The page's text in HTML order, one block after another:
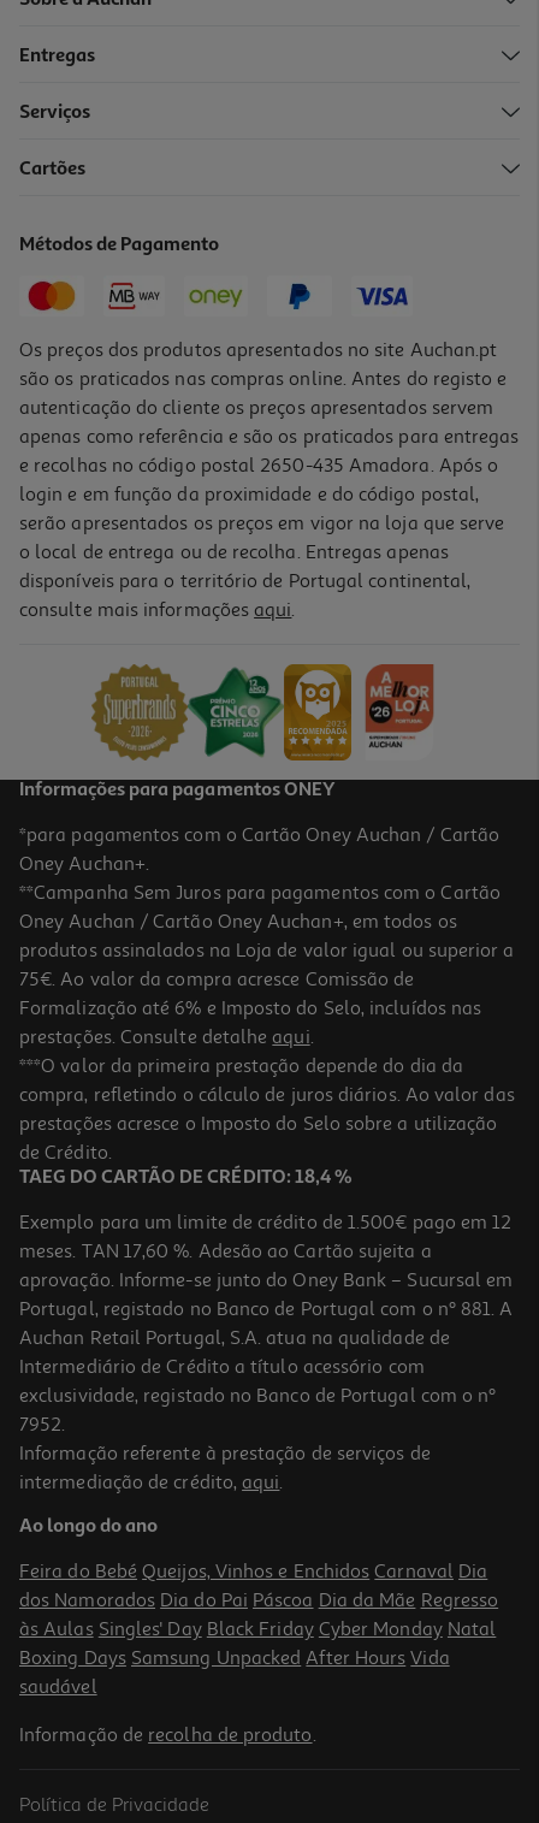
+0,10 € Depósito
Entregas
Serviços
Cartões
Métodos de Pagamento
Os preços dos produtos apresentados no site Auchan.pt
são os praticados nas compras online. Antes do registo e
autenticação do cliente os preços apresentados servem
apenas como referência e são os praticados para entregas
e recolhas no código postal 2650-435 Amadora. Após o
login e em função da proximidade e do código postal,
serão apresentados os preços em vigor na loja que serve
o local de entrega ou de recolha. Entregas apenas
disponíveis para o território de Portugal continental,
consulte mais informações aqui.
Informações para pagamentos ONEY
*para pagamentos com o Cartão Oney Auchan / Cartão
Oney Auchan+.
**Campanha Sem Juros para pagamentos com o Cartão
Oney Auchan / Cartão Oney Auchan+, em todos os
produtos assinalados na Loja de valor igual ou superior a
75€. Ao valor da compra acresce Comissão de
Formalização até 6% e Imposto do Selo, incluídos nas
prestações. Consulte detalhe aqui.
***O valor da primeira prestação depende do dia da
compra, refletindo o cálculo de juros diários. Ao valor das
prestações acresce o Imposto do Selo sobre a utilização
de Crédito.
TAEG DO CARTÃO DE CRÉDITO: 18,4 %
Exemplo para um limite de crédito de 1.500€ pago em 12
meses. TAN 17,60 %. Adesão ao Cartão sujeita a
aprovação. Informe-se junto do Oney Bank – Sucursal em
Portugal, registado no Banco de Portugal com o nº 881. A
Auchan Retail Portugal, S.A. atua na qualidade de
Intermediário de Crédito a título acessório com
exclusividade, registado no Banco de Portugal com o nº
7952.
Informação referente à prestação de serviços de
intermediação de crédito, aqui.
Ao longo do ano
Feira do Bebé Queijos, Vinhos e Enchidos Carnaval Dia
dos Namorados Dia do Pai Páscoa Dia da Mãe Regresso
às Aulas Singles' Day Black Friday Cyber Monday Natal
Boxing Days Samsung Unpacked After Hours Vida
saudável
Informação de recolha de produto.
Política de Privacidade